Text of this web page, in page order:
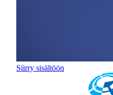
Siirry sisältöön